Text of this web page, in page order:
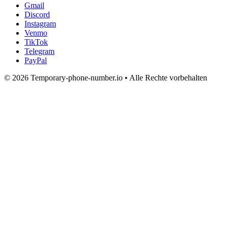
Gmail
Discord
Instagram
Venmo
TikTok
Telegram
PayPal
© 2026 Temporary-phone-number.io • Alle Rechte vorbehalten